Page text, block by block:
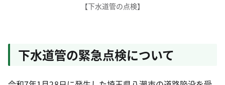
【下水道管の点検】
下水道管の緊急点検について